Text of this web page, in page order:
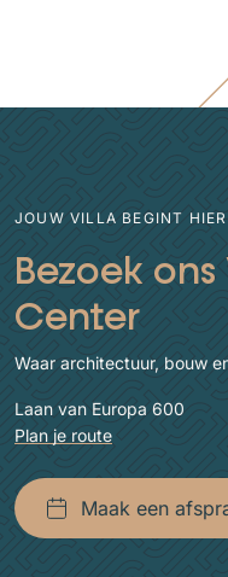
JOUW VILLA BEGINT HIER
Bezoek
Center
Waar architectuur, bouw
Laan van Europa 600
Plan je route
Maak een